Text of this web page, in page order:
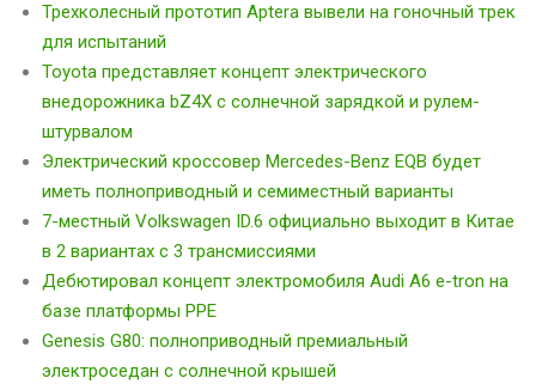
Трехколесный прототип Aptera вывели на гоночный трек
для испытаний
Toyota представляет концепт электрического
внедорожника bZ4X с солнечной зарядкой и рулем-
штурвалом
Электрический кроссовер Mercedes-Benz EQB будет
иметь полноприводный и семиместный варианты
7-местный Volkswagen ID.6 официально выходит в Китае
в 2 вариантах с 3 трансмиссиями
Дебютировал концепт электромобиля Audi A6 e-tron на
базе платформы PPE
Genesis G80: полноприводный премиальный
электроседан с солнечной крышей